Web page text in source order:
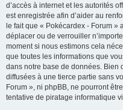
d’accès à internet et les autorités
est enregistrée afin d’aider au
le fait que « Pokécardex - Forum »
déplacer ou de verrouiller
moment si nous estimons cela
que toutes les informations que
dans notre base de données. Bien
diffusées à une tierce partie sans
Forum », ni phpBB, ne pourront
tentative de piratage informatique